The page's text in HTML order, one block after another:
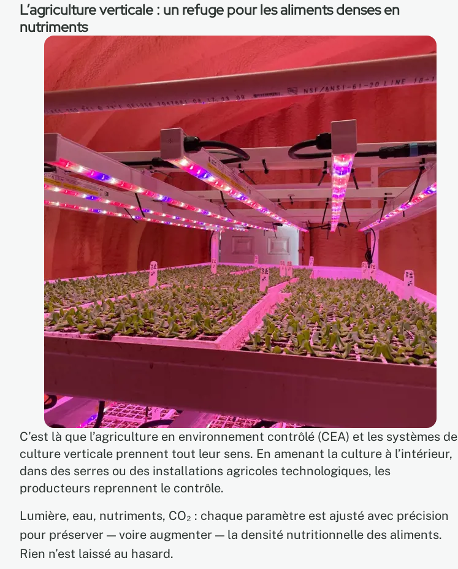
L’agriculture verticale : un refuge pour les aliments denses en
nutriments
C’est là que l’agriculture en environnement contrôlé (CEA) et les systèmes de
culture verticale prennent tout leur sens. En amenant la culture à l’intérieur,
dans des serres ou des installations agricoles technologiques, les
producteurs reprennent le contrôle.
Lumière, eau, nutriments, CO₂ : chaque paramètre est ajusté avec précision
pour préserver — voire augmenter — la densité nutritionnelle des aliments.
Rien n’est laissé au hasard.